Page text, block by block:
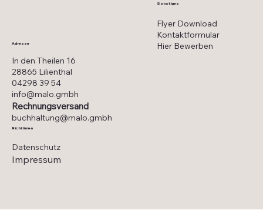
In den Theilen 16
28865 Lilienthal
04298 39 54
info@malo.gmbh
Rechnungsversand
buchhaltung@malo.gmbh
Adresse
Richtlinien
Datenschutz
Impressum
Sonstiges
Flyer Download
Kontaktformular
Hier Bewerben